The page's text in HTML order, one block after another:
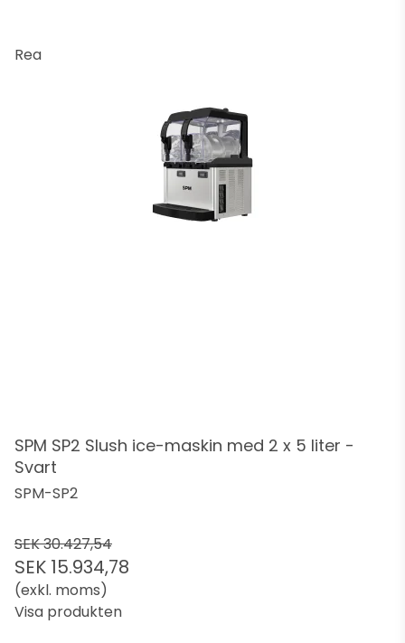
Rea
SPM SP2 Slush ice-maskin med 2 x 5 liter -
Svart
SPM-SP2
SEK 30.427,54
SEK 15.934,78
(exkl. moms)
Visa produkten